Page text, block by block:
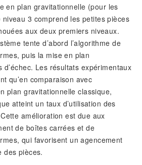
en plan gravitationnelle (pour les
3 comprend les petites pièces
aux deux premiers niveaux.
tente d’abord l’algorithme de
puis la mise en plan
Les résultats expérimentaux
qu’en comparaison avec
plan gravitationnelle classique,
atteint un taux d’utilisation des
amélioration est due aux
de boîtes carrées et de
qui favorisent un agencement
des pièces.